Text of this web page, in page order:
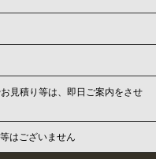
見積り等は、即日ご案内をさせ
はございません